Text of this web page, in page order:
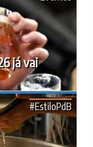
já vai
#EstiloPdB